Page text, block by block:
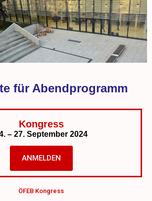
für Abendprogramm
Kongress
– 27. September 2024
ANMELDEN
ÖFEB Kongress